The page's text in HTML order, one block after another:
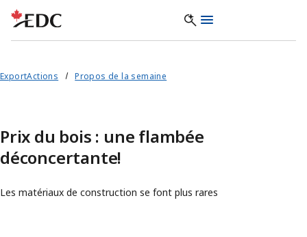
ExportActions Propos de la semaine
Prix du bois : une flambée
déconcertante!
Les matériaux de construction se font plus rares